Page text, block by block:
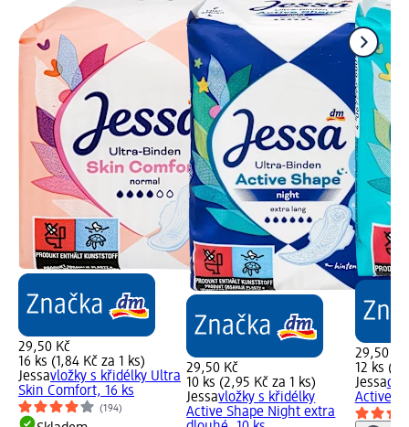
29,50 Kč
16 ks (1,84 Kč za 1 ks)
Jessavložky s křidélky Ultra
Skin Comfort, 16 ks
(194)
29,50 Kč
10 ks (2,95 Kč za 1 ks)
Jessavložky s křidélky
Active Shape Night extra
29,50 Kč
12 ks
Jessa
Active